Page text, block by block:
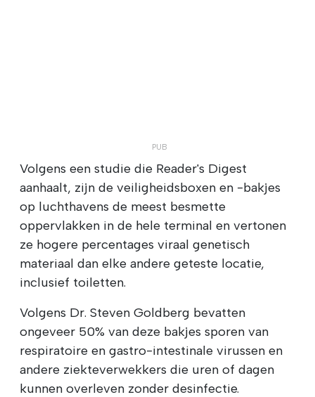
Volgens een studie die Reader's Digest
aanhaalt, zijn de veiligheidsboxen en -bakjes
op luchthavens de meest besmette
oppervlakken in de hele terminal en vertonen
ze hogere percentages viraal genetisch
materiaal dan elke andere geteste locatie,
inclusief toiletten.
Volgens Dr. Steven Goldberg bevatten
ongeveer 50% van deze bakjes sporen van
respiratoire en gastro-intestinale virussen en
andere ziekteverwekkers die uren of dagen
kunnen overleven zonder desinfectie.